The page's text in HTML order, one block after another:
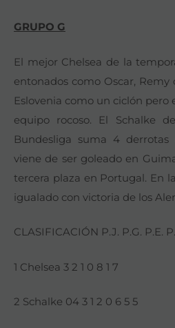
GRUPO G
El mejor Chelsea de la
entonados como Oscar, Remy
Eslovenia como un ciclón pero
equipo rocoso. El Schalke
Bundesliga suma 4
viene de ser goleado en
tercera plaza en Portugal. En
igualado con victoria de los
CLASIFICACIÓN P.J. P.G. P.E.
1 Chelsea 3 2 1 0 8 1 7
2 Schalke 04 3 1 2 0 6 5 5